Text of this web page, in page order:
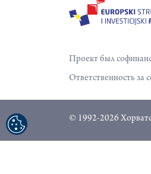
Проект был
Ответственность за
© 1992-2026